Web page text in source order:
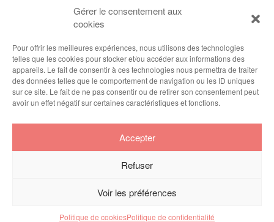
Gérer le consentement aux
cookies
Pour offrir les meilleures expériences, nous utilisons des technologies
telles que les cookies pour stocker et/ou accéder aux informations des
appareils. Le fait de consentir à ces technologies nous permettra de traiter
des données telles que le comportement de navigation ou les ID uniques
sur ce site. Le fait de ne pas consentir ou de retirer son consentement peut
avoir un effet négatif sur certaines caractéristiques et fonctions.
Accepter
Refuser
Voir les préférences
Politique de cookiesPolitique de confidentialité
NEWSLETTER
être tenu·e au courant de nos dernières
publications.
CONTACT
POLITIQUE DE
POLITIQUE DE